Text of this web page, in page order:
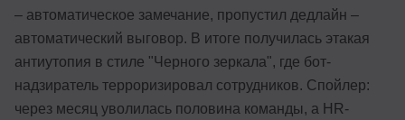
– автоматическое замечание, пропустил дедлайн –
автоматический выговор. В итоге получилась этакая
антиутопия в стиле "Черного зеркала", где бот-
надзиратель терроризировал сотрудников. Спойлер:
через месяц уволилась половина команды, а HR-